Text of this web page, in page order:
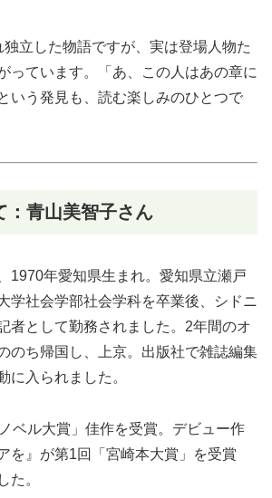
立した物語ですが、実は登場人物た
っています。「あ、この人はあの章に
いう発見も、読む楽しみのひとつで
：青山美智子さん
1970年愛知県生まれ。愛知県立瀬戸
学社会学部社会学科を卒業後、シドニ
者として勤務されました。2年間のオ
のち帰国し、上京。出版社で雑誌編集
に入られました。
ベル大賞」佳作を受賞。デビュー作
を』が第1回「宮崎本大賞」を受賞
た。